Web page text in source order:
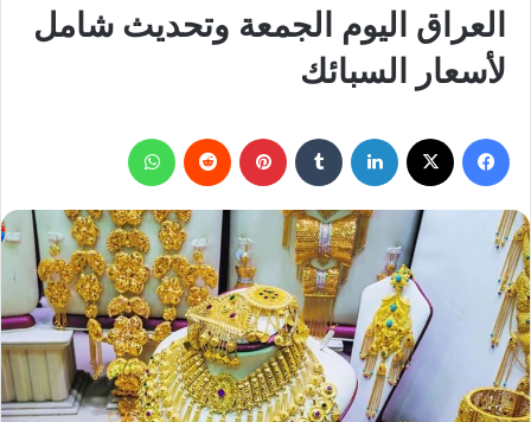
العراق اليوم الجمعة وتحديث شامل
لأسعار السبائك
فيسبوك لينكدإن بينتيريست